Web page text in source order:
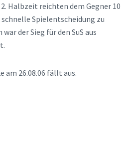
Halbzeit reichten dem Gegner 10
Spielentscheidung zu
der Sieg für den SuS aus
am 26.08.06 fällt aus.